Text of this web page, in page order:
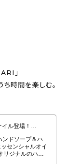
」
ち時間を楽しむ。
」と